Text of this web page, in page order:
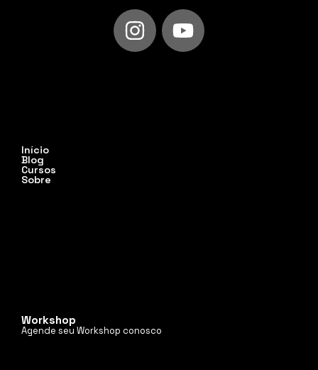
Início
Blog
Cursos
Sobre
Workshop
Agende seu Workshop conosco